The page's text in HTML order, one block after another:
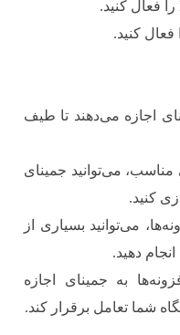
اجازه می‌دهند تا طیف
می‌توانید جمینای
کنید.
می‌توانید بسیاری از
دهید.
به جمینای اجازه
شما تعامل برقرار کند.